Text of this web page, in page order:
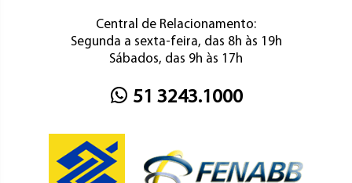
Central de Relacionamento:
Segunda a sexta-feira, das 8h às 19h
Sábados, das 9h às 17h
51 3243.1000